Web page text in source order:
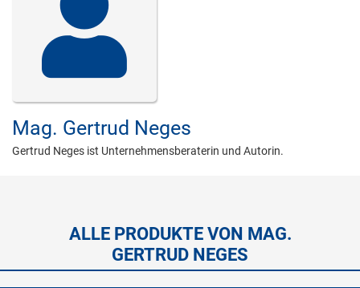
Mag. Gertrud Neges
Gertrud Neges ist Unternehmensberaterin und Autorin.
ALLE PRODUKTE VON MAG.
GERTRUD NEGES